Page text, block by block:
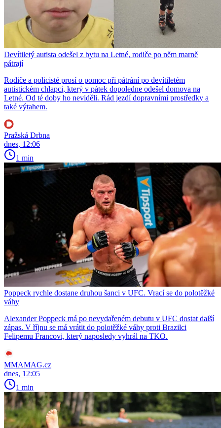
Devítiletý autista odešel z bytu na Letné, rodiče po něm marně
pátrají
Rodiče a policisté prosí o pomoc při pátrání po devítiletém
autistickém chlapci, který v pátek dopoledne odešel domova na
Letné. Od té doby ho neviděli. Rád jezdí dopravními prostředky a
také výtahem.
Pražská Drbna
dnes, 12:06
1 min
Poppeck rychle dostane druhou šanci v UFC. Vrací se do polotěžké
váhy
Alexander Poppeck má po nevydařeném debutu v UFC dostat další
zápas. V říjnu se má vrátit do polotěžké váhy proti Brazilci
Felipemu Francovi, který naposledy vyhrál na TKO.
MMAMAG.cz
dnes, 12:05
1 min